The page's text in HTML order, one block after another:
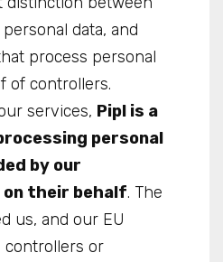
data, and
process personal
of controllers.
services, Pipl is a
personal
by our
their behalf. The
us, and our EU
controllers or